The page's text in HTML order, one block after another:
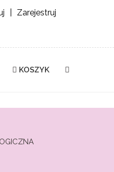
Zarejestruj
KOSZYK